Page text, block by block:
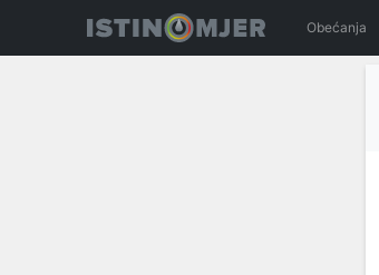
Obećanja